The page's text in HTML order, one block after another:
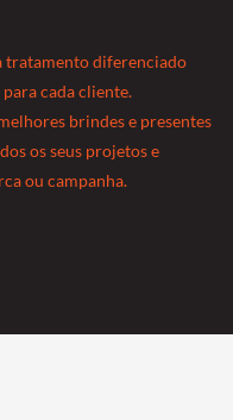
tratamento diferenciado
cada cliente.
brindes e presentes
os seus projetos e
ou campanha.